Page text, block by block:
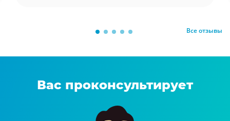
Все отзывы
Вас проконсультирует